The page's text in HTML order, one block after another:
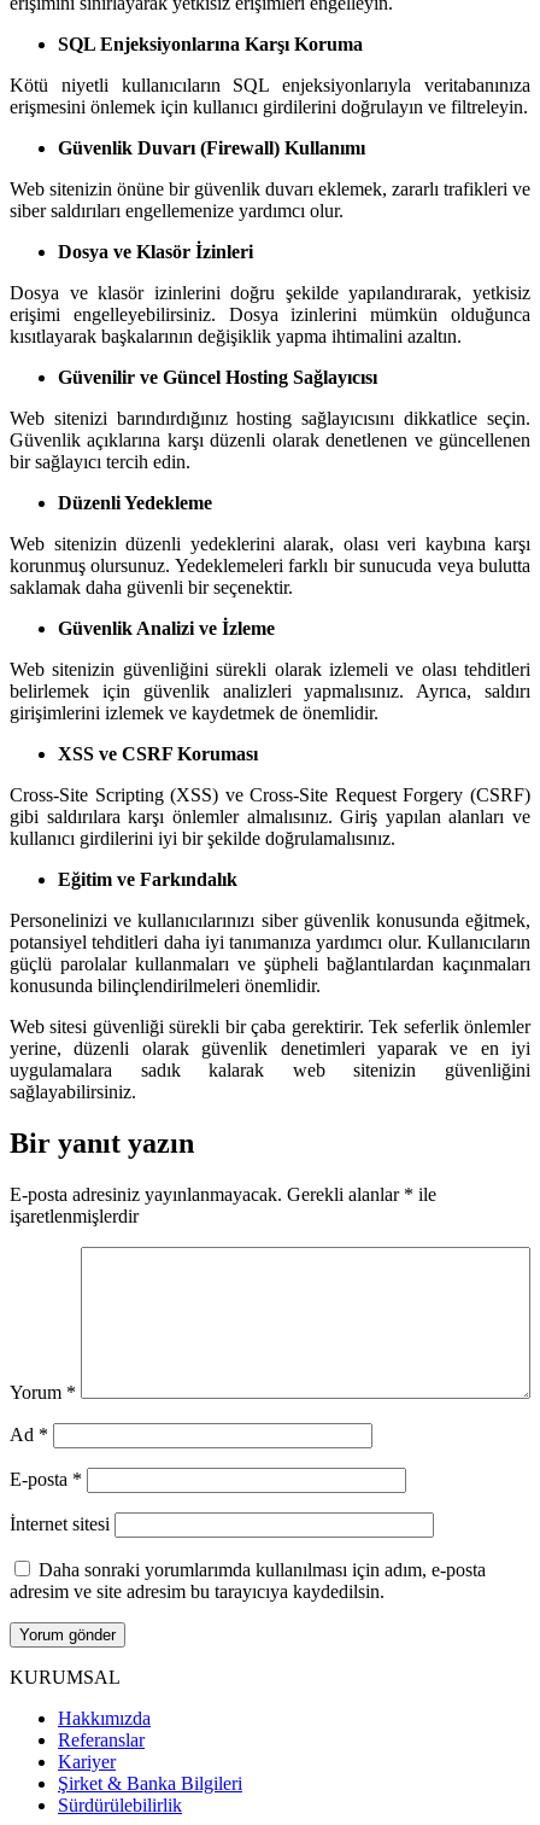
SQL Enjeksiyonlarına Karşı Koruma
Kötü niyetli kullanıcıların SQL enjeksiyonlarıyla veritabanınıza
erişmesini önlemek için kullanıcı girdilerini doğrulayın ve filtreleyin.
Güvenlik Duvarı (Firewall) Kullanımı
Web sitenizin önüne bir güvenlik duvarı eklemek, zararlı trafikleri ve
siber saldırıları engellemenize yardımcı olur.
Dosya ve Klasör İzinleri
Dosya ve klasör izinlerini doğru şekilde yapılandırarak, yetkisiz
erişimi engelleyebilirsiniz. Dosya izinlerini mümkün olduğunca
kısıtlayarak başkalarının değişiklik yapma ihtimalini azaltın.
Güvenilir ve Güncel Hosting Sağlayıcısı
Web sitenizi barındırdığınız hosting sağlayıcısını dikkatlice seçin.
Güvenlik açıklarına karşı düzenli olarak denetlenen ve güncellenen
bir sağlayıcı tercih edin.
Düzenli Yedekleme
Web sitenizin düzenli yedeklerini alarak, olası veri kaybına karşı
korunmuş olursunuz. Yedeklemeleri farklı bir sunucuda veya bulutta
saklamak daha güvenli bir seçenektir.
Güvenlik Analizi ve İzleme
Web sitenizin güvenliğini sürekli olarak izlemeli ve olası tehditleri
belirlemek için güvenlik analizleri yapmalısınız. Ayrıca, saldırı
girişimlerini izlemek ve kaydetmek de önemlidir.
XSS ve CSRF Koruması
Cross-Site Scripting (XSS) ve Cross-Site Request Forgery (CSRF)
gibi saldırılara karşı önlemler almalısınız. Giriş yapılan alanları ve
kullanıcı girdilerini iyi bir şekilde doğrulamalısınız.
Eğitim ve Farkındalık
Personelinizi ve kullanıcılarınızı siber güvenlik konusunda eğitmek,
potansiyel tehditleri daha iyi tanımanıza yardımcı olur. Kullanıcıların
güçlü parolalar kullanmaları ve şüpheli bağlantılardan kaçınmaları
konusunda bilinçlendirilmeleri önemlidir.
Web sitesi güvenliği sürekli bir çaba gerektirir. Tek seferlik önlemler
yerine, düzenli olarak güvenlik denetimleri yaparak ve en iyi
uygulamalara sadık kalarak web sitenizin güvenliğini
sağlayabilirsiniz.
Bir yanıt yazın
E-posta adresiniz yayınlanmayacak. Gerekli alanlar * ile
işaretlenmişlerdir
Yorum *
Ad *
E-posta *
İnternet sitesi
Daha sonraki yorumlarımda kullanılması için adım, e-posta
adresim ve site adresim bu tarayıcıya kaydedilsin.
KURUMSAL
Hakkımızda
Referanslar
Kariyer
Şirket & Banka Bilgileri
Sürdürülebilirlik